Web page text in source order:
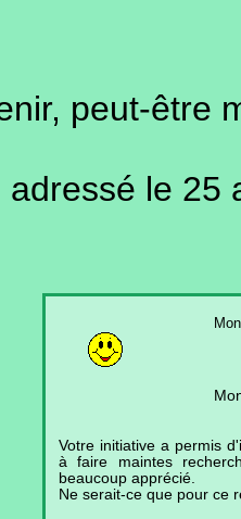
peut-être
adressé le 25
Votre initiative a permis
à faire maintes
beaucoup apprécié.
Ne serait-ce que pour ce